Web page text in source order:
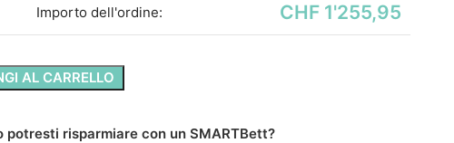
Importo dell'ordine: CHF 1'255,95
AL CARRELLO
potresti risparmiare con un SMARTBett?